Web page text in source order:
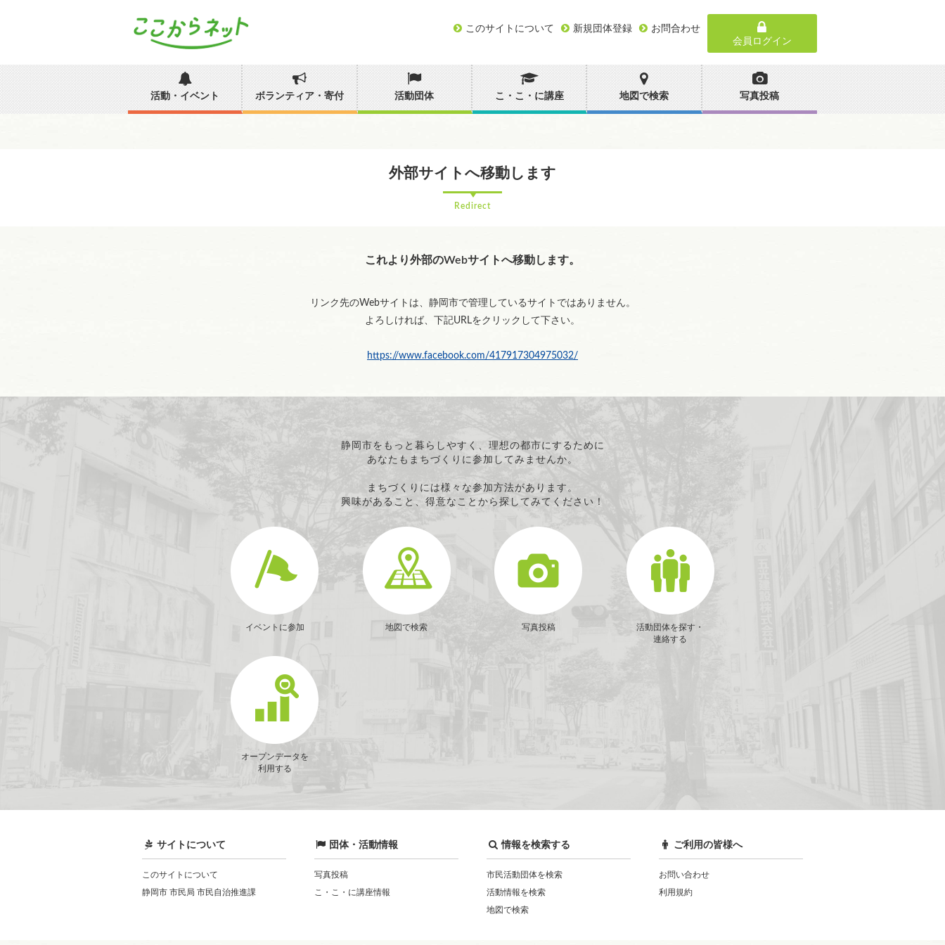
このサイトについて 新規団体登録
お問合わせ
会員ログイン
活動・イベント ボランティア・寄付 活動団体 こ・こ・に講座 地図で検索 写真投稿
外部サイトへ移動します
Redirect
これより外部のWebサイトへ移動します。
リンク先のWebサイトは、静岡市で管理しているサイトではありません。
よろしければ、下記URLをクリックして下さい。
https://www.facebook.com/417917304975032/
静岡市をもっと暮らしやすく、理想の都市にするために
あなたもまちづくりに参加してみませんか。
まちづくりには様々な参加方法があります。
興味があること、得意なことから探してみてください！
イベントに参加 地図で検索 写真投稿
活動団体を探す・
連絡する
オープンデータを
利用する
サイトについて
このサイトについて
静岡市 市民局 市民自治推進課
団体・活動情報
写真投稿
こ・こ・に講座情報
情報を検索する
市民活動団体を検索
活動情報を検索
地図で検索
ご利用の皆様へ
お問い合わせ
利用規約